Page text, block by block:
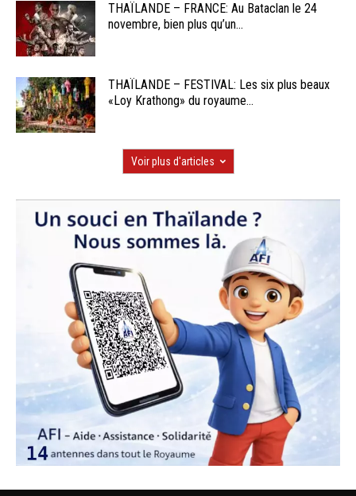
THAÏLANDE – FRANCE: Au Bataclan le 24
novembre, bien plus qu’un...
THAÏLANDE – FESTIVAL: Les six plus beaux
«Loy Krathong» du royaume...
Voir plus d'articles